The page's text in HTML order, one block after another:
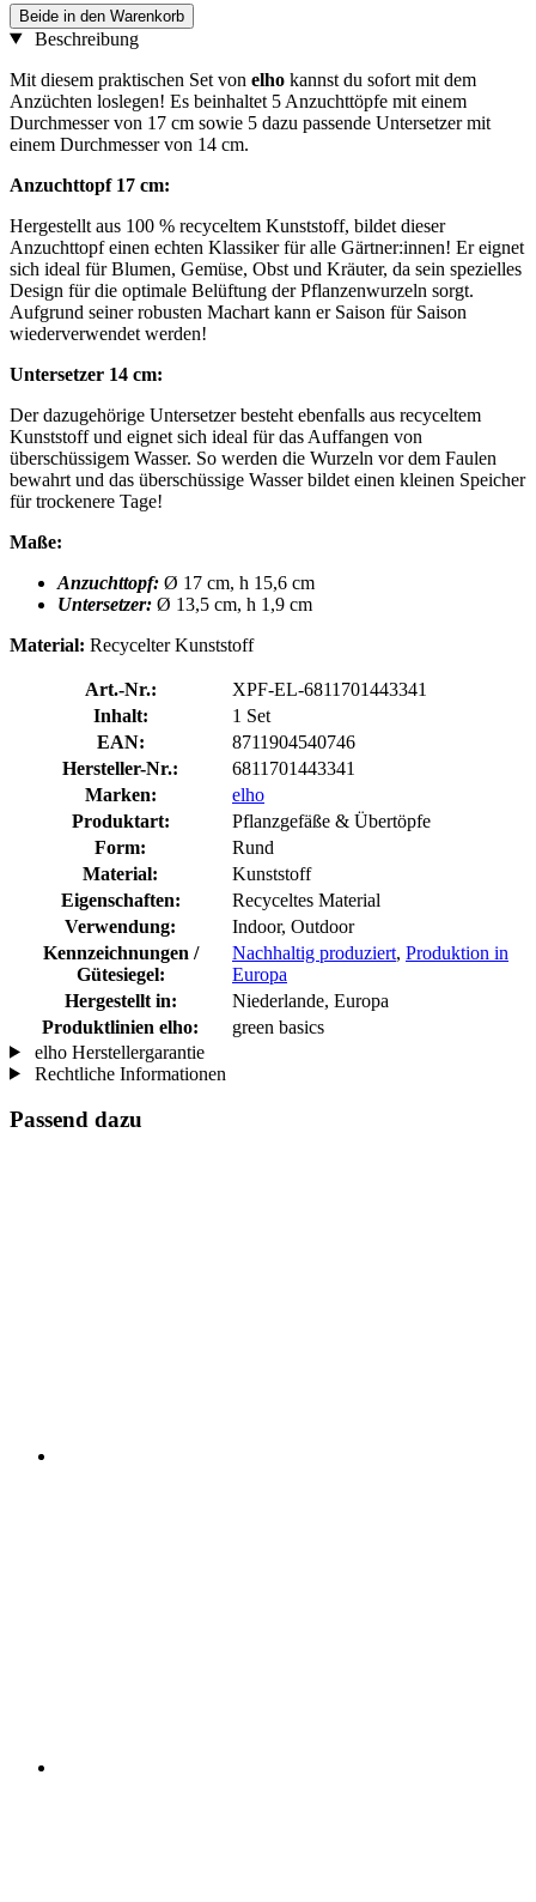
Beide in den Warenkorb
Beschreibung
Mit diesem praktischen Set von elho kannst du sofort mit dem
Anzüchten loslegen! Es beinhaltet 5 Anzuchttöpfe mit einem
Durchmesser von 17 cm sowie 5 dazu passende Untersetzer mit
einem Durchmesser von 14 cm.
Anzuchttopf 17 cm:
Hergestellt aus 100 % recyceltem Kunststoff, bildet dieser
Anzuchttopf einen echten Klassiker für alle Gärtner:innen! Er eignet
sich ideal für Blumen, Gemüse, Obst und Kräuter, da sein spezielles
Design für die optimale Belüftung der Pflanzenwurzeln sorgt.
Aufgrund seiner robusten Machart kann er Saison für Saison
wiederverwendet werden!
Untersetzer 14 cm:
Der dazugehörige Untersetzer besteht ebenfalls aus recyceltem
Kunststoff und eignet sich ideal für das Auffangen von
überschüssigem Wasser. So werden die Wurzeln vor dem Faulen
bewahrt und das überschüssige Wasser bildet einen kleinen Speicher
für trockenere Tage!
Maße:
Anzuchttopf: Ø 17 cm, h 15,6 cm
Untersetzer: Ø 13,5 cm, h 1,9 cm
Material: Recycelter Kunststoff
Art.-Nr.:
XPF-EL-6811701443341
Inhalt:
1 Set
EAN:
8711904540746
Hersteller-Nr.:
6811701443341
Marken:
elho
Produktart:
Pflanzgefäße & Übertöpfe
Form:
Rund
Material:
Kunststoff
Eigenschaften:
Recyceltes Material
Verwendung:
Indoor, Outdoor
Kennzeichnungen /
Gütesiegel:
Nachhaltig produziert, Produktion in
Europa
Hergestellt in:
Niederlande, Europa
Produktlinien elho:
green basics
elho Herstellergarantie
Rechtliche Informationen
Passend dazu